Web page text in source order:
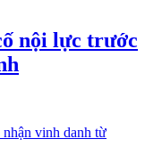
nội lực trước